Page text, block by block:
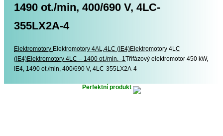
1490 ot./min, 400/690 V, 4LC-
355LX2A-4
Elektromotory Elektromotory
Elektromotory 4AL,4LC (IE4)Elektromotory 4LC
(IE4)Elektromotory 4LC – 1400 ot./min. -1Třífázový elektromotor 450 kW,
IE4, 1490 ot./min, 400/690 V, 4LC-355LX2A-4
Perfektní produkt